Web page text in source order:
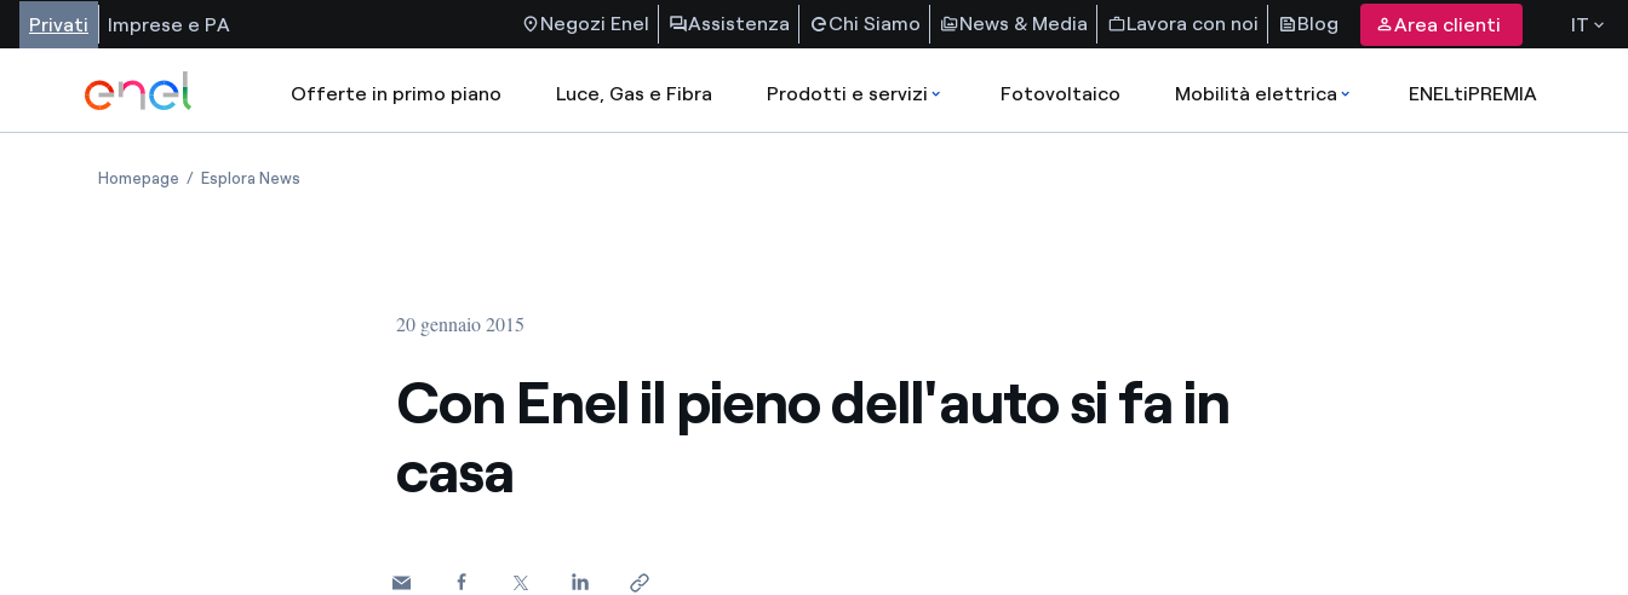
Privati Imprese e PA Negozi Enel Assistenza Chi Siamo News & Media Lavora con noi Blog Area clienti IT
Offerte in primo piano Luce, Gas e Fibra Prodotti e servizi Fotovoltaico Mobilità elettrica ENELtiPREMIA
Homepage Esplora News
20 gennaio 2015
Con Enel il pieno dell'auto si fa in
casa